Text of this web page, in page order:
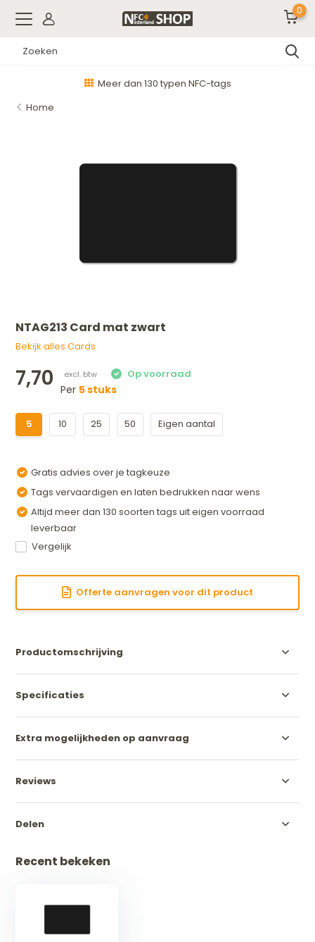
0
Meer dan 130 typen NFC-tags
Home
NTAG213 Card mat zwart
Bekijk alles Cards
7,70 Per 5 stuks
5 10 25 50 Eigen aantal
Gratis advies over je tagkeuze
Tags vervaardigen en laten bedrukken naar wens
Altijd meer dan 130 soorten tags uit eigen voorraad
leverbaar
Vergelijk
Offerte aanvragen voor dit product
Productomschrijving
Specificaties
Extra mogelijkheden op aanvraag
Reviews
Delen
Recent bekeken